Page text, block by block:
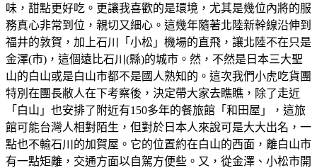
味，甜點更好吃。更讓我喜歡的是環境，尤其是幾位內將的服
務真心非常到位，親切又細心。這幾年隨著北陸新幹線沿伸到
福井的敦賀，加上石川「小松」機場的直飛，讓北陸不在只是
金澤(市)，這個遠比石川(縣)的城市。然，不然是日本三大聖
山的白山或是白山市都不是國人熟知的。這次我們小虎吃貨團
特別在團長敝人在下考察後，決定帶大家去瞧瞧，除了走近
「白山」也安排了附近有150多年的餐旅館「和田屋」，這旅
館可能台灣人相對陌生，但對於日本人來說可是大大出名，一
點也不輸石川的加賀屋。它的位置約在白山的西面，離白山市
有一點矩離，交通方面以自駕方便些。又，從金澤、小松市開